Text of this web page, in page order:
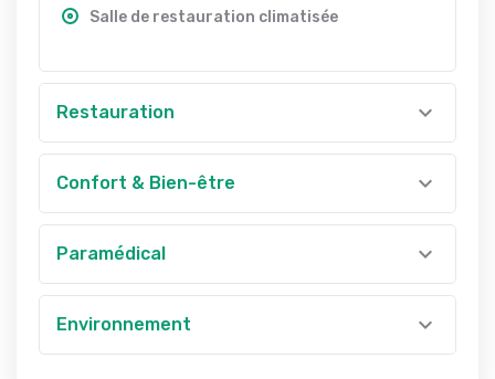
Salle de restauration climatisée
Restauration
Confort & Bien-être
Paramédical
Environnement